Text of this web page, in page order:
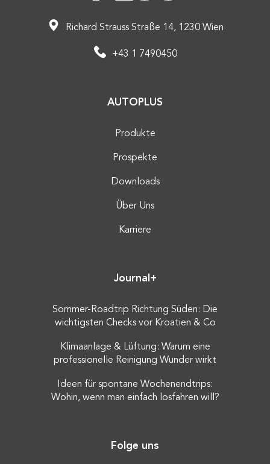
Richard Strauss Straße 14, 1230 Wien
+43 1 7490450
AUTOPLUS
Produkte
Prospekte
Downloads
Über Uns
Karriere
Journal+
Sommer-Roadtrip Richtung Süden: Die
wichtigsten Checks vor Kroatien & Co
Klimaanlage & Lüftung: Warum eine
professionelle Reinigung Wunder wirkt
Ideen für spontane Wochenendtrips:
Wohin, wenn man einfach losfahren will?
Folge uns